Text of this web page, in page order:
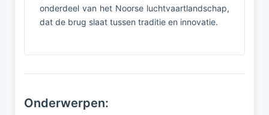
onderdeel van het Noorse luchtvaartlandschap,
dat de brug slaat tussen traditie en innovatie.
Onderwerpen: